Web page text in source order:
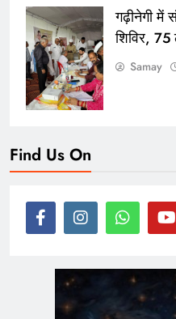
गढ़ीनेगी में
शिविर, 75
Samay
Find Us On